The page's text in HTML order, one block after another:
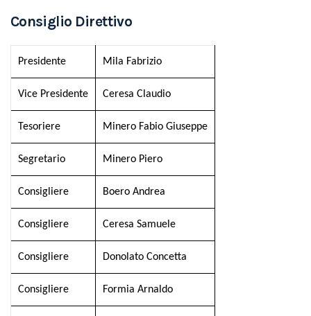
Consiglio Direttivo
Presidente Mila Fabrizio
Vice Presidente Ceresa Claudio
Tesoriere Minero Fabio Giuseppe
Segretario Minero Piero
Consigliere Boero Andrea
Consigliere Ceresa Samuele
Consigliere Donolato Concetta
Consigliere Formia Arnaldo